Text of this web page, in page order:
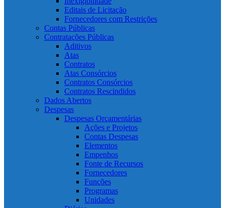
Editais de Licitação
Fornecedores com Restrições
Contas Públicas
Contratações Públicas
Aditivos
Atas
Contratos
Atas Consórcios
Contratos Consórcios
Contratos Rescindidos
Dados Abertos
Despesas
Despesas Orçamentárias
Ações e Projetos
Contas Despesas
Elementos
Empenhos
Fonte de Recursos
Fornecedores
Funções
Programas
Unidades